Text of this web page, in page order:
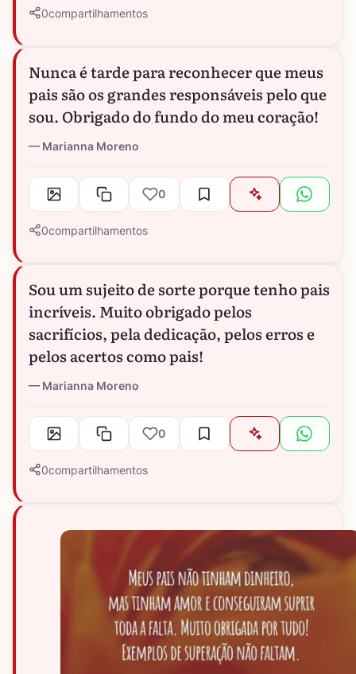
0compartilhamentos
Nunca é tarde para reconhecer que meus
pais são os grandes responsáveis pelo que
sou. Obrigado do fundo do meu coração!
Marianna Moreno
0
0compartilhamentos
Sou um sujeito de sorte porque tenho pais
incríveis. Muito obrigado pelos
sacrifícios, pela dedicação, pelos erros e
pelos acertos como pais!
Marianna Moreno
0
0compartilhamentos